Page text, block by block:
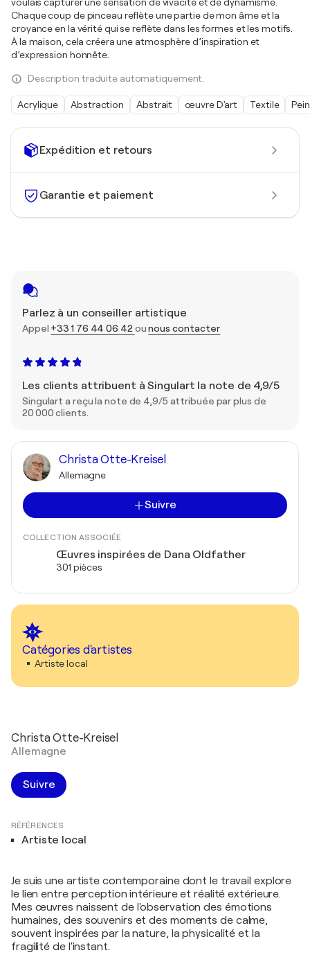
Expédition et retours
Garantie et paiement
Parlez à un conseiller artistique
Appel +33 1 76 44 06 42 ounous contacter
Les clients attribuent à Singulart la note de 4,9/5
Singulart a reçu la note de 4,9/5 attribuée par plus de
20 000 clients.
Christa Otte-Kreisel
Allemagne
Suivre
COLLECTION ASSOCIÉE
Œuvres inspirées de Dana Oldfather
301 pièces
Catégories d'artistes
Artiste local
Chaque coup de pinceau reflète une partie de mon âme et la
croyance en la vérité qui se reflète dans les formes et les motifs.
À la maison, cela créera une atmosphère d’inspiration et
d’expression honnête.
Description traduite automatiquement.
Acrylique Abstraction Abstrait œuvre D'art Textile
Christa Otte-Kreisel
Allemagne
Suivre
RÉFÉRENCES
Artiste local
Je suis une artiste contemporaine dont le travail explore
le lien entre perception intérieure et réalité extérieure.
Mes œuvres naissent de l'observation des émotions
humaines, des souvenirs et des moments de calme,
souvent inspirées par la nature, la physicalité et la
fragilité de l'instant.